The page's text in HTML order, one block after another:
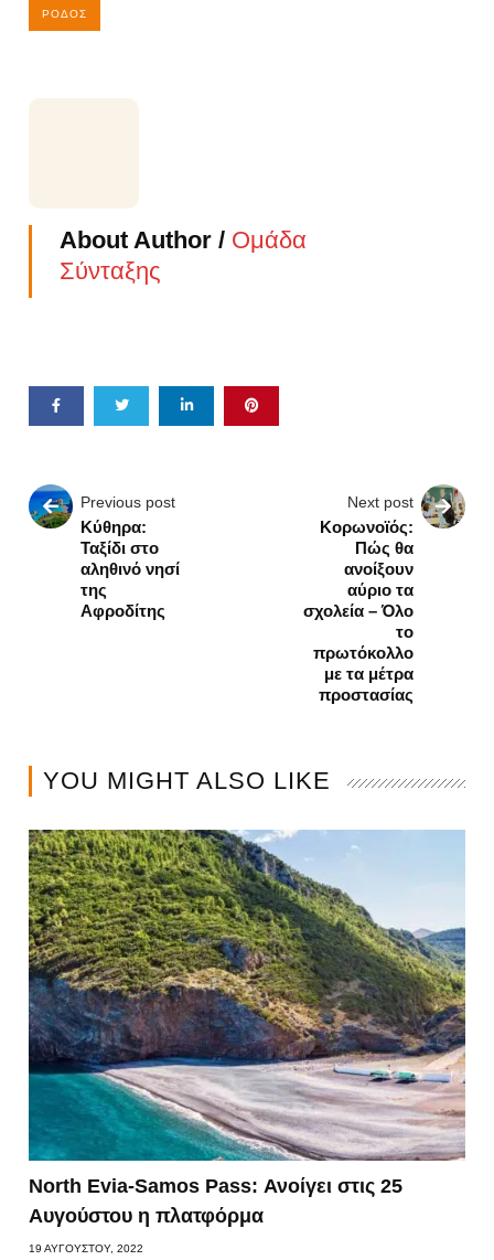
ΡΌΔΟΣ
About Author / Ομάδα
Σύνταξης
Previous post
Κύθηρα:
Ταξίδι στο
αληθινό νησί
της
Αφροδίτης
Next post
Κορωνοϊός:
Πώς θα
ανοίξουν
αύριο τα
σχολεία – Όλο
το
πρωτόκολλο
με τα μέτρα
προστασίας
YOU MIGHT ALSO LIKE
North Evia-Samos Pass: Ανοίγει στις 25
Αυγούστου η πλατφόρμα
19 ΑΥΓΟΎΣΤΟΥ, 2022